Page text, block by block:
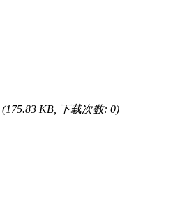
(175.83 KB, 下载次数: 0)